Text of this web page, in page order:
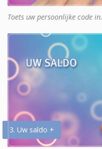
Toets uw persoonlijke code in.
3. Uw saldo +